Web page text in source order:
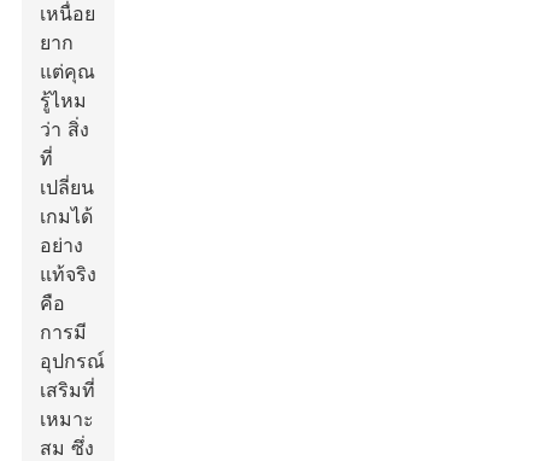
เหนื่อย
ยาก
แต่คุณ
รู้ไหม
ว่า สิ่ง
ที่
เปลี่ยน
เกมได้
อย่าง
แท้จริง
คือ
การมี
อุปกรณ์
เสริมที่
เหมาะ
สม ซึ่ง